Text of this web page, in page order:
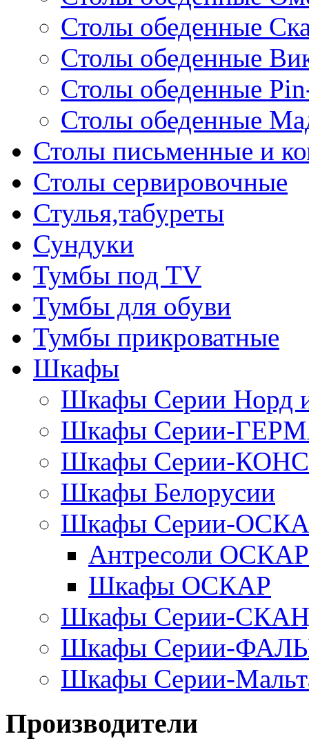
Столы обеденные
Столы обеденные
Столы обеденные
Столы обеденные
Столы письменные и
Столы сервировочные
Стулья,табуреты
Сундуки
Тумбы под TV
Тумбы для обуви
Тумбы прикроватные
Шкафы
Шкафы Серии
Шкафы Серии-
Шкафы Серии-
Шкафы Белорусии
Шкафы Серии-
Антресоли ОСКАР
Шкафы ОСКАР
Шкафы Серии-
Шкафы Серии-
Шкафы Серии-
Производители